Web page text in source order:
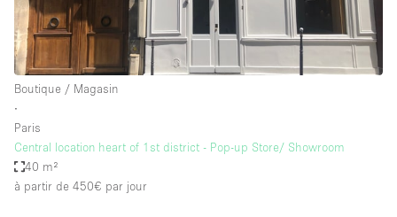
Boutique / Magasin
∙
Paris
Central location heart of 1st district - Pop-up Store/ Showroom
40 m²
à partir de 450€ par jour